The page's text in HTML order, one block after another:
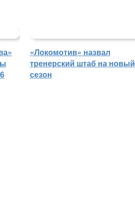
«Локомотив» назвал
тренерский штаб на новый
сезон